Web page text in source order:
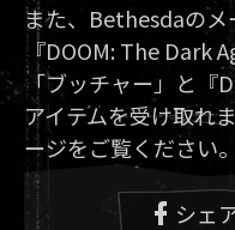
また、Bethesdaの
『DOOM: The Dark
「ブッチャー」と『
アイテムを受け取れ
ージをご覧ください。
シェ